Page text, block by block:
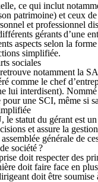
ce qui inclut
patrimoine) et ceux
et professionnel
gérants d’une
aspects selon la
simplifiée.
sociales
notamment la
comme le chef
lui interdisent). Nommé
pour une SCI, même si
, le statut du gérant est
et assure la
générale de
société ?
doit respecter des
doit faire face en
doit être soumise